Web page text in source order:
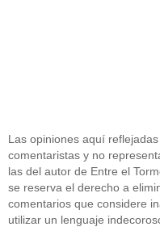
Las opiniones aquí
comentaristas y no
las del autor de Entre el
se reserva el derecho a
comentarios que considere
utilizar un lenguaje